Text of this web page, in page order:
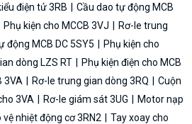
điện tử 3RB
Cầu dao tự động MCB
Phụ kiện cho MCCB 3VJ
Rơ-le trung
động MCB DC 5SY5
Phụ kiện cho
dòng LZS RT
Phụ kiện điện cho MCB
3VA Rơ-le trung gian dòng 3RQ
Cuộn
3VA
Rơ-le giám sát 3UG
Motor nạp
vệ nhiệt động cơ 3RN2
Tay xoay cho